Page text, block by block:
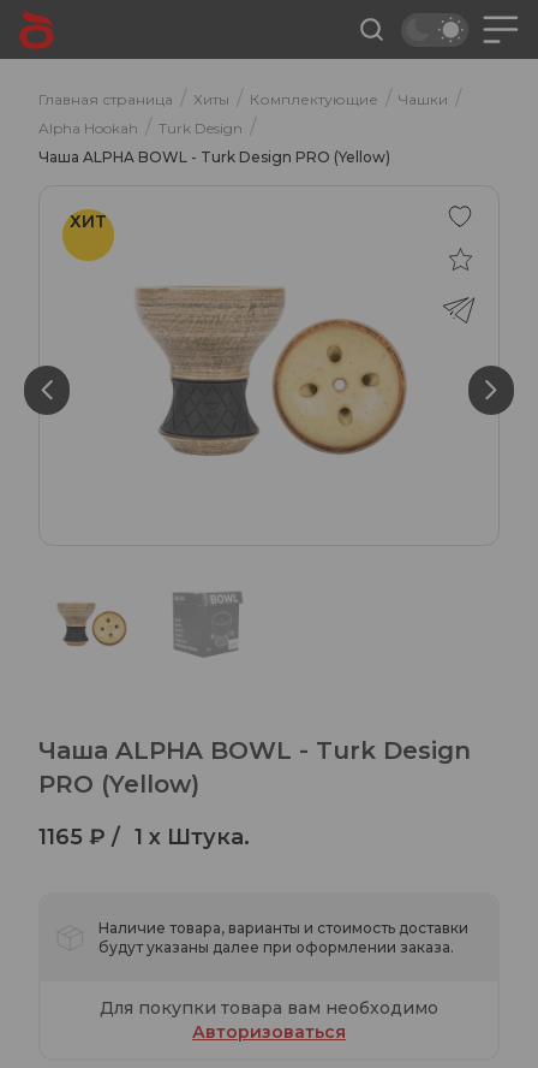
Главная страница / Хиты / Комплектующие / Чашки /
Alpha Hookah / Turk Design /
Чаша ALPHA BOWL - Turk Design PRO (Yellow)
ХИТ
Чаша ALPHA BOWL - Turk Design
PRO (Yellow)
1165 ₽ / 1 x Штука.
Наличие товара, варианты и стоимость доставки
будут указаны далее при оформлении заказа.
Для покупки товара вам необходимо
Авторизоваться